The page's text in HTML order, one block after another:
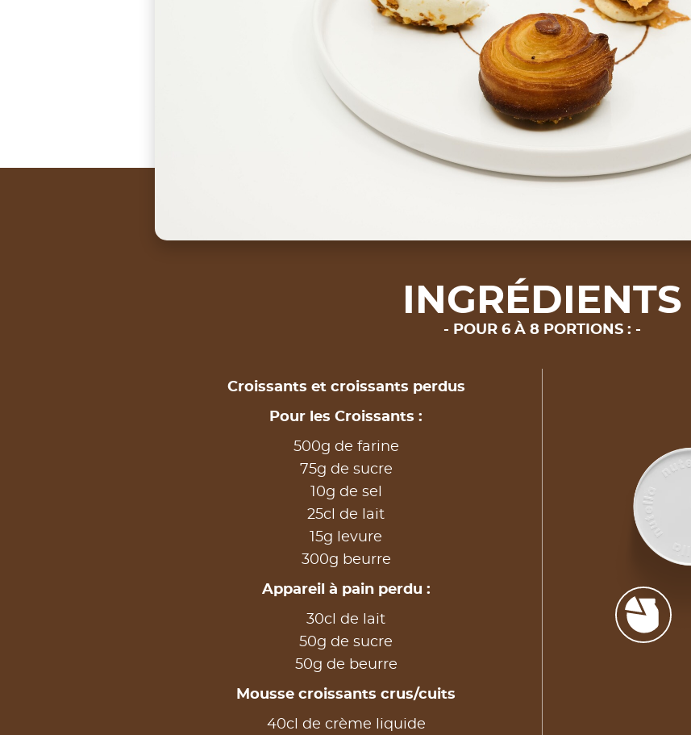
INGRÉDIENTS
POUR 6 À 8 PORTIONS :
Croissants et croissants perdus
Pour les Croissants :
500g de farine
75g de sucre
10g de sel
25cl de lait
15g levure
300g beurre
Appareil à pain perdu :
30cl de lait
50g de sucre
50g de beurre
Mousse croissants crus/cuits
40cl de crème liquide